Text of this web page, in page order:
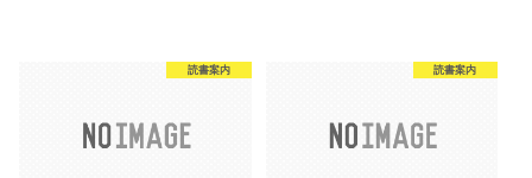
読書案内 読書案内